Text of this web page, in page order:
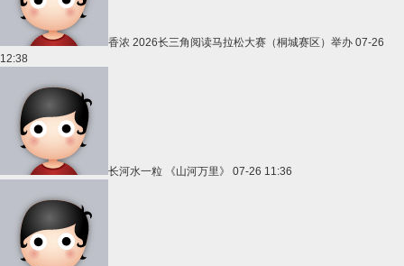
香浓 2026长三角阅读马拉松大赛（桐城赛区）举办 07-26
12:38
长河水一粒 《山河万里》 07-26 11:36